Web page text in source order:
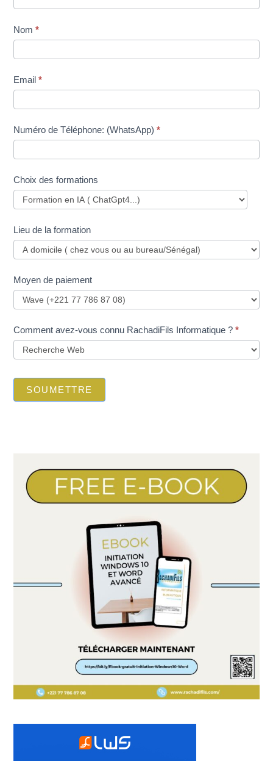
une
Nom*
Email*
Numéro de Téléphone: (WhatsApp)*
Choix des formations
Lieu de la formation
Moyen de paiement
Comment avez-vous connu RachadiFils Informatique ?*
SOUMETTRE